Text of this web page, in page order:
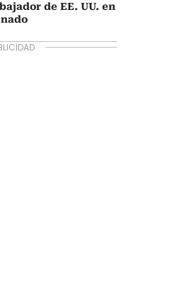
de EE. UU. en